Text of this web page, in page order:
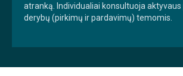
atranką. Individualiai konsultuoja
derybų (pirkimų ir pardavimų) temomis.